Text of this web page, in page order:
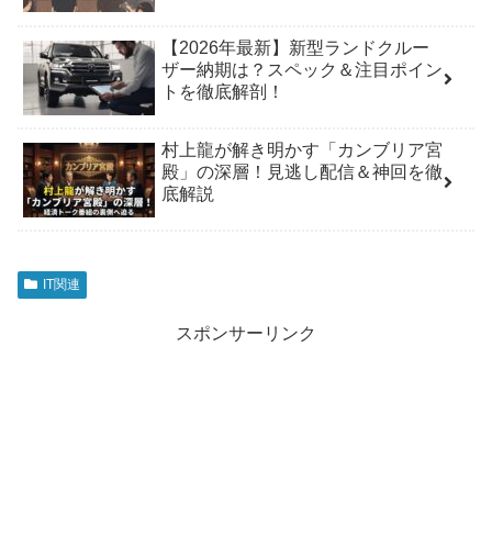
【2026年最新】新型ランドクルー
ザー納期は？スペック＆注目ポイン
トを徹底解剖！
村上龍が解き明かす「カンブリア宮
殿」の深層！見逃し配信＆神回を徹
底解説
IT関連
スポンサーリンク